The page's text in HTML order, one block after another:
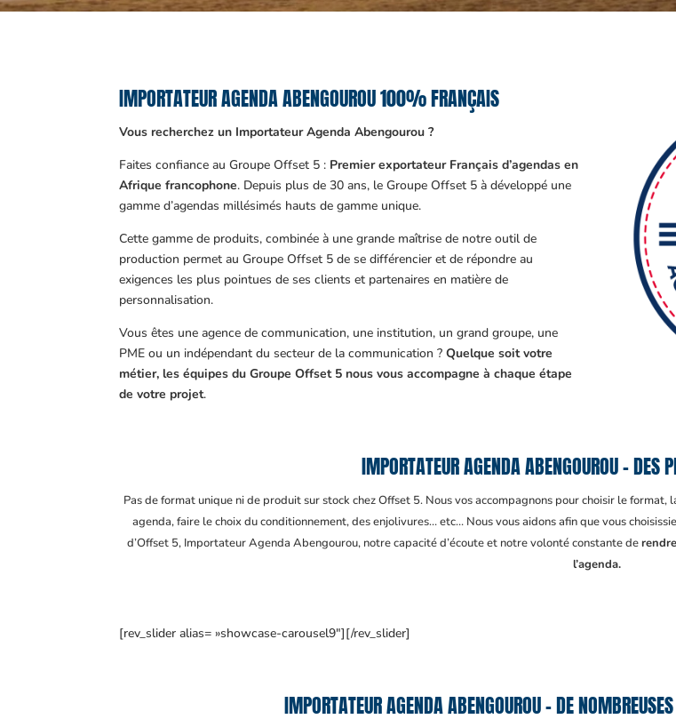
IMPORTATEUR AGENDA ABENGOUROU 100% FRANÇAIS
Vous recherchez un Importateur Agenda Abengourou ?
Faites confiance au Groupe Offset 5 : Premier exportateur Français d’agendas en
Afrique francophone. Depuis plus de 30 ans, le Groupe Offset 5 à développé une
gamme d’agendas millésimés hauts de gamme unique.
Cette gamme de produits, combinée à une grande maîtrise de notre outil de
production permet au Groupe Offset 5 de se différencier et de répondre au
exigences les plus pointues de ses clients et partenaires en matière de
personnalisation.
Vous êtes une agence de communication, une institution, un grand groupe, une
PME ou un indépendant du secteur de la communication ?Quelque soit votre
métier, les équipes du Groupe Offset 5 nous vous accompagne à chaque étape
de votre projet.
IMPORTATEUR AGENDA ABENGOUROU – DES
Pas de format unique ni de produit sur stock chez Offset 5. Nous vos accompagnons pour choisir le
agenda, faire le choix du conditionnement, des enjolivures… etc… Nous vous aidons afin que vous
d’Offset 5, Importateur Agenda Abengourou, notre capacité d’écoute et notre volonté constante de
l’agenda.
[rev_slider alias= »showcase-carousel9″][/rev_slider]
IMPORTATEUR AGENDA ABENGOUROU – DE